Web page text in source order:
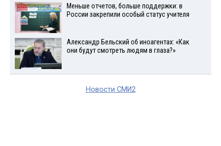
Меньше отчетов, больше поддержки: в
России закрепили особый статус учителя
Александр Бельский об иноагентах: «Как
они будут смотреть людям в глаза?»
Новости СМИ2